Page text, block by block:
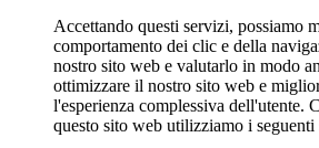
Accettando questi servizi, possiamo
comportamento dei clic e della
nostro sito web e valutarlo in modo
ottimizzare il nostro sito web e
l'esperienza complessiva dell'utente.
questo sito web utilizziamo i